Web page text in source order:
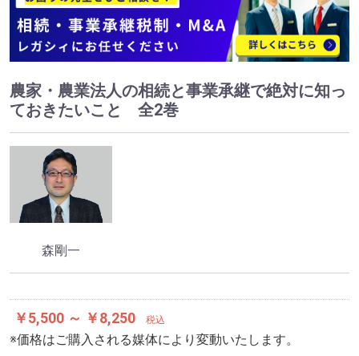
農家・農業法人の相続と事業承継で絶対に知っ
ておきたいこと 全2巻
森剛一
￥5,500 ～ ￥8,250 税込
※価格はご購入される媒体により変動いたします。